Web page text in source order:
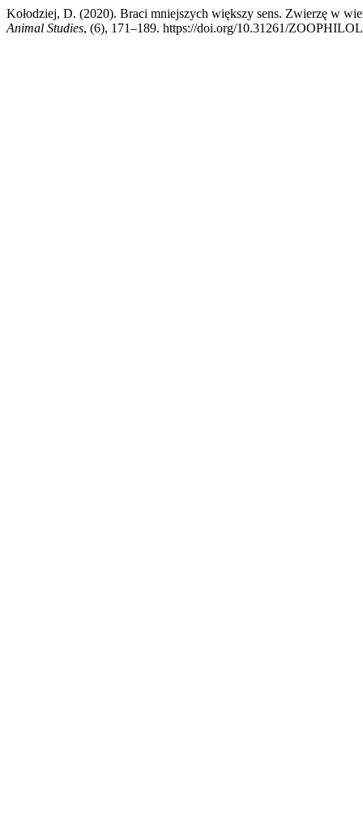
Kołodziej, D. (2020). Braci mniejszych większy sens. Zwierzę w
Animal Studies, (6), 171–189. https://doi.org/10.31261/